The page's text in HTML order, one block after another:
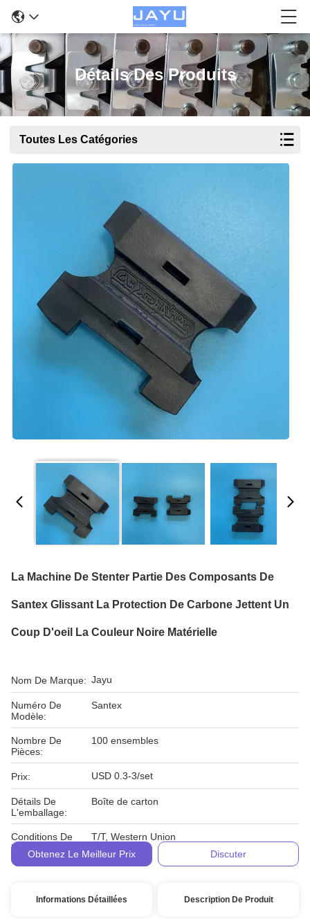
Détails Des Produits
Toutes Les Catégories
La Machine De Stenter Partie Des Composants De
Santex Glissant La Protection De Carbone Jettent Un
Coup D'oeil La Couleur Noire Matérielle
Nom De Marque: Jayu
Numéro De
Modèle:
Santex
Nombre De
Pièces:
100 ensembles
Prix: USD 0.3-3/set
Détails De
L'emballage:
Boîte de carton
Conditions De
Paiement:
T/T, Western Union
Obtenez Le Meilleur Prix
Discuter
Informations Détaillées Description De Produit